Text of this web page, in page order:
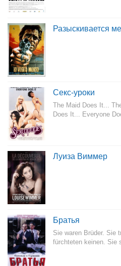
Разыскивается
Секс-уроки
The Maid Does It...
Does It... Everyone
Луиза Виммер
Братья
Sie waren Brüder. Sie
fürchteten keinen. Sie